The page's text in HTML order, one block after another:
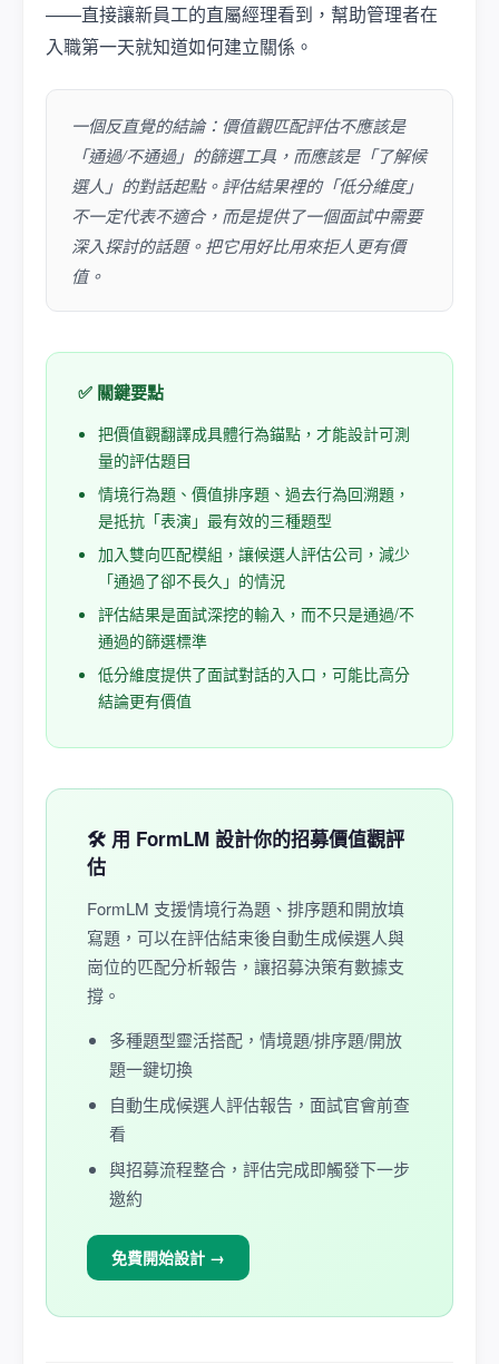
——直接讓新員工的直屬經理看到，幫助管理者在
入職第一天就知道如何建立關係。
一個反直覺的結論：價值觀匹配評估不應該是
「通過/不通過」的篩選工具，而應該是「了解候
選人」的對話起點。評估結果裡的「低分維度」
不一定代表不適合，而是提供了一個面試中需要
深入探討的話題。把它用好比用來拒人更有價
值。
✅ 關鍵要點
把價值觀翻譯成具體行為錨點，才能設計可測
量的評估題目
情境行為題、價值排序題、過去行為回溯題，
是抵抗「表演」最有效的三種題型
加入雙向匹配模組，讓候選人評估公司，減少
「通過了卻不長久」的情況
評估結果是面試深挖的輸入，而不只是通過/不
通過的篩選標準
低分維度提供了面試對話的入口，可能比高分
結論更有價值
🛠️ 用 FormLM 設計你的招募價值觀評
估
FormLM 支援情境行為題、排序題和開放填
寫題，可以在評估結束後自動生成候選人與
崗位的匹配分析報告，讓招募決策有數據支
撐。
多種題型靈活搭配，情境題/排序題/開放
題一鍵切換
自動生成候選人評估報告，面試官會前查
看
與招募流程整合，評估完成即觸發下一步
邀約
免費開始設計 →